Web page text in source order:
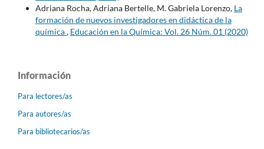
Adriana Rocha, Adriana Bertelle, M. Gabriela Lorenzo, La
formación de nuevos investigadores en didáctica de la
química, Educación en la Química: Vol. 26 Núm. 01 (2020)
Información
Para lectores/as
Para autores/as
Para bibliotecarios/as